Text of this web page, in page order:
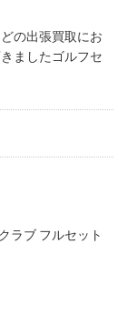
の出張買取にお
ましたゴルフセ
ラブ フルセット